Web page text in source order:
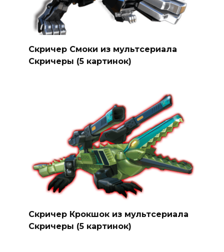
Скричер Смоки из мультсериала
Скричеры (5 картинок)
Скричер Крокшок из мультсериала
Скричеры (5 картинок)